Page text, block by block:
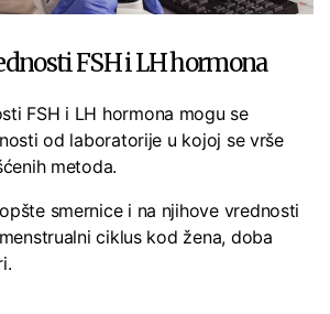
FSH i LH hormona
FSH i LH hormona mogu se
od laboratorije u kojoj se vrše
metoda.
smernice i na njihove vrednosti
ciklus kod žena, doba